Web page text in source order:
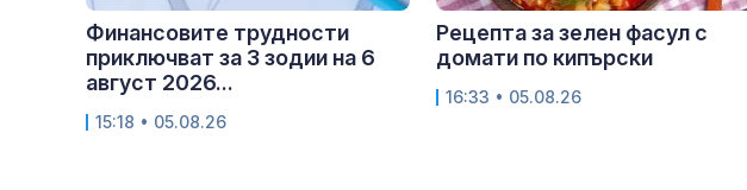
Финансовите трудности
приключват за 3 зодии на 6
август 2026...
15:18 • 05.08.26
Рецепта за зелен фасул с
домати по кипърски
16:33 • 05.08.26